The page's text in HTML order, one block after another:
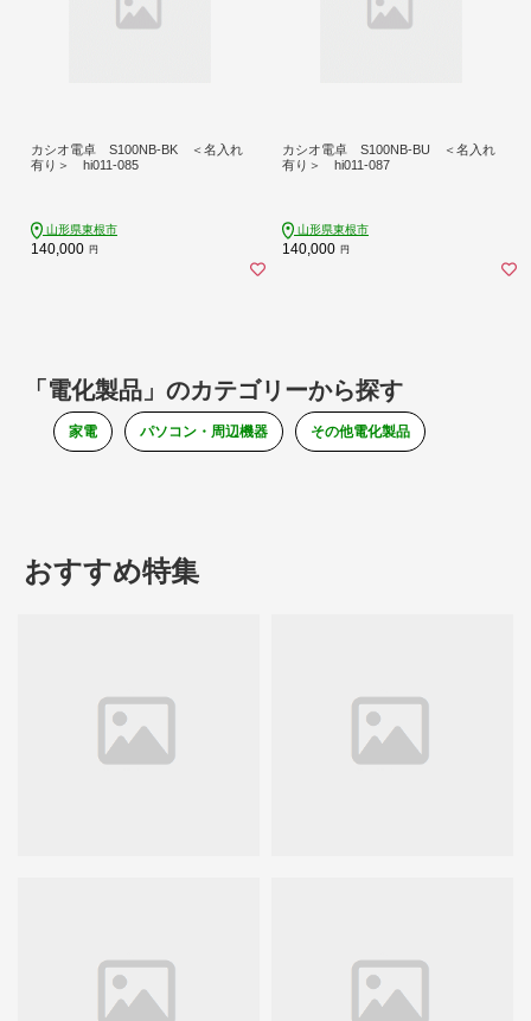
カシオ電卓 S100NB-BK ＜名入れ
有り＞ hi011-085
山形県東根市
140,000 円
カシオ電卓 S100NB-BU ＜名入れ
有り＞ hi011-087
山形県東根市
140,000 円
「電化製品」のカテゴリーから探す
家電 パソコン・周辺機器 その他電化製品
おすすめ特集